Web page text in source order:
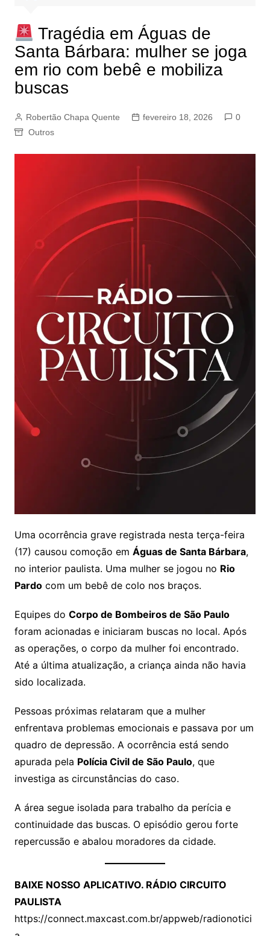
Tragédia em Águas de
Santa Bárbara: mulher se joga
em rio com bebê e mobiliza
buscas
Robertão Chapa Quente fevereiro 18, 2026
0
Outros
Uma ocorrência grave registrada nesta terça-feira
(17) causou comoção em Águas de Santa Bárbara,
no interior paulista. Uma mulher se jogou no Rio
Pardocom um bebê de colo nos braços.
Equipes do Corpo de Bombeiros de São Paulo
foram acionadas e iniciaram buscas no local. Após
as operações, o corpo da mulher foi encontrado.
Até a última atualização, a criança ainda não havia
sido localizada.
Pessoas próximas relataram que a mulher
enfrentava problemas emocionais e passava por um
quadro de depressão. A ocorrência está sendo
apurada pela Polícia Civil de São Paulo, que
investiga as circunstâncias do caso.
A área segue isolada para trabalho da perícia e
continuidade das buscas. O episódio gerou forte
repercussão e abalou moradores da cidade.
BAIXE NOSSO APLICATIVO. RÁDIO CIRCUITO
PAULISTA
https://connect.maxcast.com.br/appweb/radionotici